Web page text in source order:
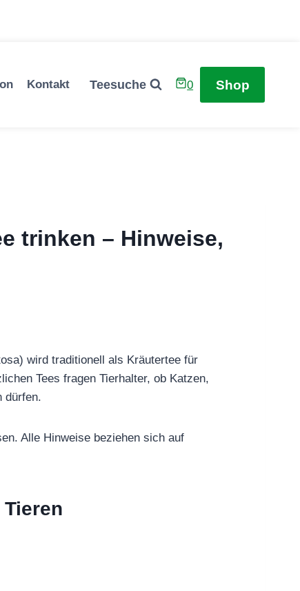
Kontakt Teesuche 0 Shop
trinken – Hinweise,
wird traditionell als Kräutertee für
Tees fragen Tierhalter, ob Katzen,
dürfen.
Alle Hinweise beziehen sich auf